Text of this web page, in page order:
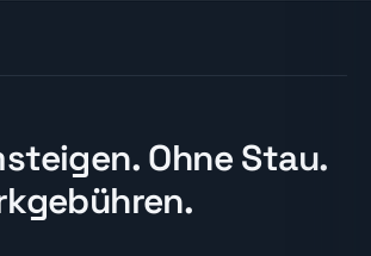
Ohne Stau.